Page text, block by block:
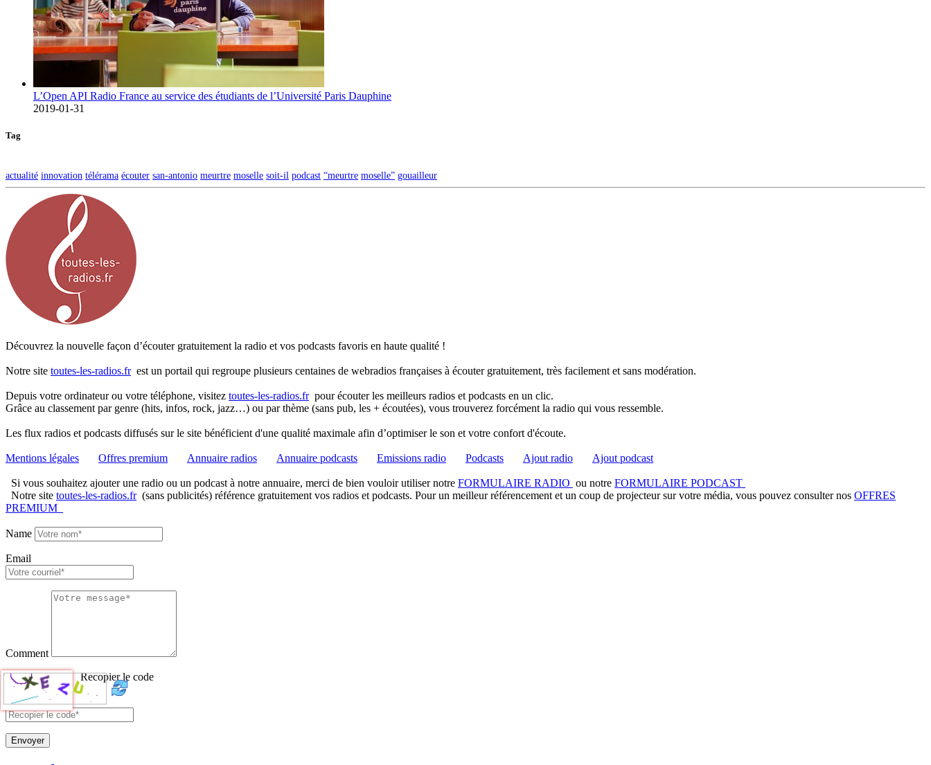
L’Open API Radio France au service des étudiants de l’Université Paris Dauphine
2019-01-31
Tag
actualité innovation télérama écouter san-antonio meurtre moselle soit-il podcast “meurtre moselle” gouailleur
Découvrez la nouvelle façon d’écouter gratuitement la radio et vos podcasts favoris en haute qualité !
Notre site toutes-les-radios.frest un portail qui regroupe plusieurs centaines de webradios françaises à écouter gratuitement, très facilement et sans modération.
Depuis votre ordinateur ou votre téléphone, visitez toutes-les-radios.frpour écouter les meilleurs radios et podcasts en un clic.
Grâce au classement par genre (hits, infos, rock, jazz…) ou par thème (sans pub, les + écoutées), vous trouverez forcément la radio qui vous ressemble.
Les flux radios et podcasts diffusés sur le site bénéficient d'une qualité maximale afin d’optimiser le son et votre confort d'écoute.
Mentions légales Offres premium Annuaire radios Annuaire podcasts Emissions radio Podcasts Ajout radio Ajout podcast
Si vous souhaitez ajouter une radio ou un podcast à notre annuaire, merci de bien vouloir utiliser notre FORMULAIRE RADIO ou notre FORMULAIRE PODCAST
Notre site toutes-les-radios.fr(sans publicités) référence gratuitement vos radios et podcasts. Pour un meilleur référencement et un coup de projecteur sur votre média, vous pouvez consulter nos OFFRES
PREMIUM
Name
Email
Comment
Recopier le code
Envoyer